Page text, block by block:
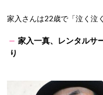
家入さんは22歳で「泣く泣
家入一真、レンタルサ
り